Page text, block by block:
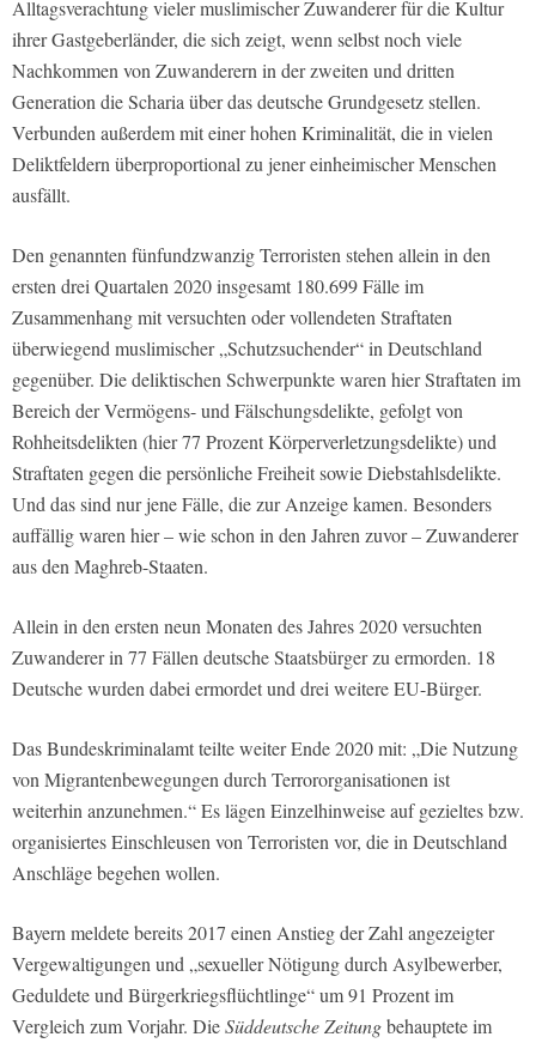
Alltagsverachtung vieler muslimischer Zuwanderer für die Kultur
ihrer Gastgeberländer, die sich zeigt, wenn selbst noch viele
Nachkommen von Zuwanderern in der zweiten und dritten
Generation die Scharia über das deutsche Grundgesetz stellen.
Verbunden außerdem mit einer hohen Kriminalität, die in vielen
Deliktfeldern überproportional zu jener einheimischer Menschen
ausfällt.
Den genannten fünfundzwanzig Terroristen stehen allein in den
ersten drei Quartalen 2020 insgesamt 180.699 Fälle im
Zusammenhang mit versuchten oder vollendeten Straftaten
überwiegend muslimischer „Schutzsuchender“ in Deutschland
gegenüber. Die deliktischen Schwerpunkte waren hier Straftaten im
Bereich der Vermögens- und Fälschungsdelikte, gefolgt von
Rohheitsdelikten (hier 77 Prozent Körperverletzungsdelikte) und
Straftaten gegen die persönliche Freiheit sowie Diebstahlsdelikte.
Und das sind nur jene Fälle, die zur Anzeige kamen. Besonders
auffällig waren hier – wie schon in den Jahren zuvor – Zuwanderer
aus den Maghreb-Staaten.
Allein in den ersten neun Monaten des Jahres 2020 versuchten
Zuwanderer in 77 Fällen deutsche Staatsbürger zu ermorden. 18
Deutsche wurden dabei ermordet und drei weitere EU-Bürger.
Das Bundeskriminalamt teilte weiter Ende 2020 mit: „Die Nutzung
von Migrantenbewegungen durch Terrororganisationen ist
weiterhin anzunehmen.“ Es lägen Einzelhinweise auf gezieltes bzw.
organisiertes Einschleusen von Terroristen vor, die in Deutschland
Anschläge begehen wollen.
Bayern meldete bereits 2017 einen Anstieg der Zahl angezeigter
Vergewaltigungen und „sexueller Nötigung durch Asylbewerber,
Geduldete und Bürgerkriegsflüchtlinge“ um 91 Prozent im
Vergleich zum Vorjahr. DieSüddeutsche Zeitungbehauptete im